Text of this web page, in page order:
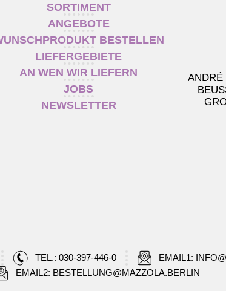
SORTIMENT
ANGEBOTE
BESTELLEN
LIEFERGEBIETE
AN WEN WIR LIEFERN
JOBS
NEWSLETTER
ANDRÉ
TEL.: 030-397-446-0
EMAIL1:
EMAIL2: BESTELLUNG@MAZZOLA.BERLIN